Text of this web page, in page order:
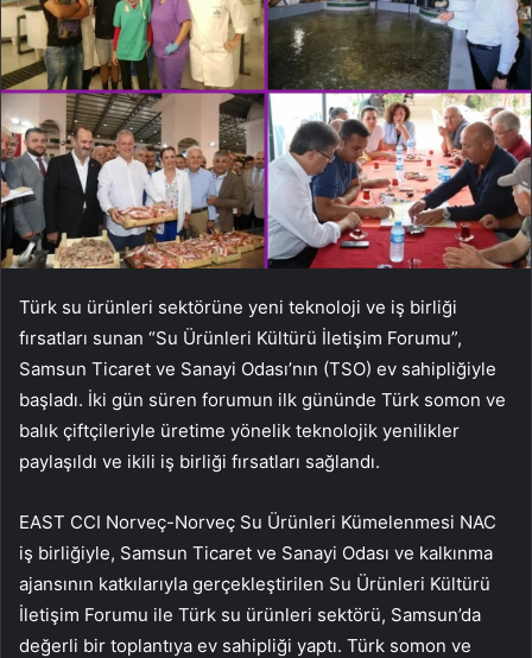
Türk su ürünleri sektörüne yeni teknoloji ve iş birliği
fırsatları sunan “Su Ürünleri Kültürü İletişim Forumu”,
Samsun Ticaret ve Sanayi Odası’nın (TSO) ev sahipliğiyle
başladı. İki gün süren forumun ilk gününde Türk somon ve
balık çiftçileriyle üretime yönelik teknolojik yenilikler
paylaşıldı ve ikili iş birliği fırsatları sağlandı.
EAST CCI Norveç-Norveç Su Ürünleri Kümelenmesi NAC
iş birliğiyle, Samsun Ticaret ve Sanayi Odası ve kalkınma
ajansının katkılarıyla gerçekleştirilen Su Ürünleri Kültürü
İletişim Forumu ile Türk su ürünleri sektörü, Samsun’da
değerli bir toplantıya ev sahipliği yaptı. Türk somon ve